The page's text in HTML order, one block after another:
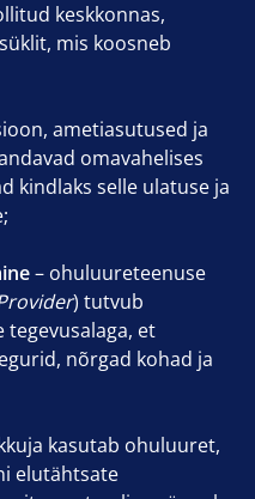
keskkonnas,
mis koosneb
ametiasutused ja
omavahelises
kindlaks selle ulatuse ja
– ohuluureteenuse
) tutvub
tegevusalaga, et
nõrgad kohad ja
kasutab ohuluuret,
elutähtsate